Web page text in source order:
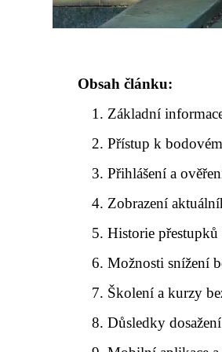
Obsah článku:
Základní
Přístup k
Přihlášení a
Zobrazení
Historie
Možnosti snížení
Školení a kurzy
Důsledky